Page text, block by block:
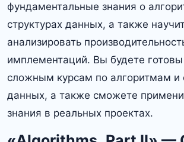
фундаментальные знания о
структурах данных, а также
анализировать
имплементаций. Вы будете
сложным курсам по алгоритмам и
данных, а также сможете
знания в реальных проектах.